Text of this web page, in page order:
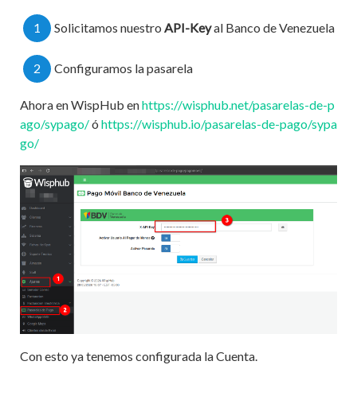
1 Solicitamos nuestro API-Keyal Banco de Venezuela
2 Configuramos la pasarela
Ahora en WispHub enhttps://wisphub.net/pasarelas-de-p
ago/sypago/ó https://wisphub.io/pasarelas-de-pago/sypa
go/
Con esto ya tenemos configurada la Cuenta.